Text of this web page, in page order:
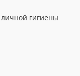
личной гигиены